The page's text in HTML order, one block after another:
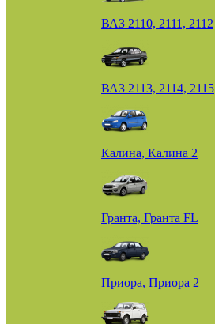
ВАЗ 2110, 2111, 2112
ВАЗ 2113, 2114, 2115
Калина, Калина 2
Гранта, Гранта FL
Приора, Приора 2